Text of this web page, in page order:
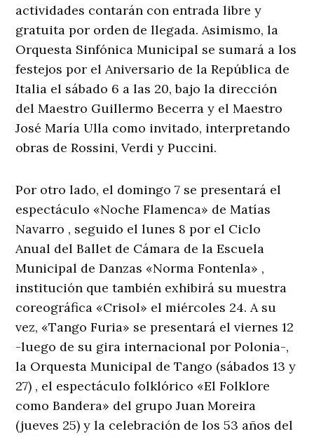
actividades contarán con entrada libre y
gratuita por orden de llegada. Asimismo, la
Orquesta Sinfónica Municipal se sumará a los
festejos por el Aniversario de la República de
Italia el sábado 6 a las 20, bajo la dirección
del Maestro Guillermo Becerra y el Maestro
José María Ulla como invitado, interpretando
obras de Rossini, Verdi y Puccini.
Por otro lado, el domingo 7 se presentará el
espectáculo «Noche Flamenca» de Matías
Navarro , seguido el lunes 8 por el Ciclo
Anual del Ballet de Cámara de la Escuela
Municipal de Danzas «Norma Fontenla» ,
institución que también exhibirá su muestra
coreográfica «Crisol» el miércoles 24. A su
vez, «Tango Furia» se presentará el viernes 12
-luego de su gira internacional por Polonia-,
la Orquesta Municipal de Tango (sábados 13 y
27) , el espectáculo folklórico «El Folklore
como Bandera» del grupo Juan Moreira
(jueves 25) y la celebración de los 53 años del